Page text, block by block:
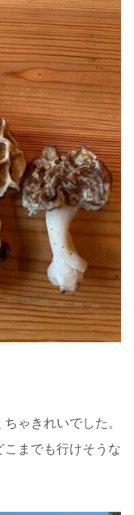
ゃきれいでした。
までも行けそうな